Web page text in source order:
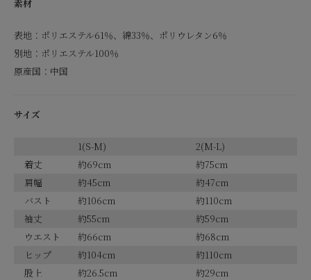
素材
表地：ポリエステル61％、綿33％、ポリウレタン6％
別地：ポリエステル100％
原産国：中国
サイズ
1(S-M)
2(M-L)
着丈
約69cm
約75cm
肩幅
約45cm
約47cm
バスト
約106cm
約110cm
袖丈
約55cm
約59cm
ウエスト
約66cm
約68cm
ヒップ
約104cm
約110cm
股上
約26.5cm
約29cm